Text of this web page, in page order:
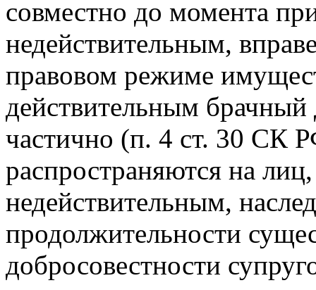
совместно до момента
недействительным,
правовом режиме
действительным
частично (п. 4 ст. 30 СК
распространяются на
недействительным,
продолжительности
добросовестности